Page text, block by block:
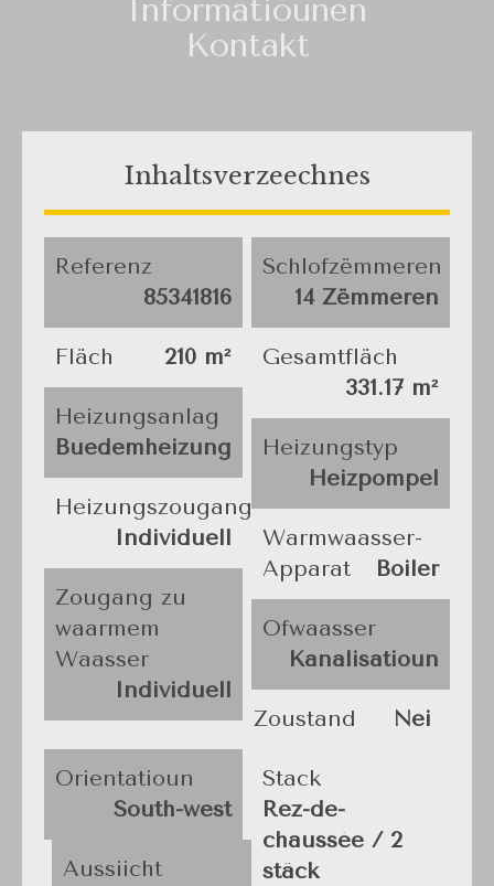
Informatiounen
Kontakt
Inhaltsverzeechnes
Referenz
85341816
Schlofzëmmeren
14 Zëmmeren
Fläch 210 m²
Gesamtfläch
331.17 m²
Heizungsanlag
Buedemheizung
Heizungstyp
Heizpompel
Heizungszougang
Individuell
Warmwaasser-
Apparat
Boiler
Zougang zu
waarmem
Waasser
Individuell
Ofwaasser
Kanalisatioun
Zoustand Nei
Stack
Rez-de-
chaussée / 2
stäck
Orientatioun
South-west
Aussiicht